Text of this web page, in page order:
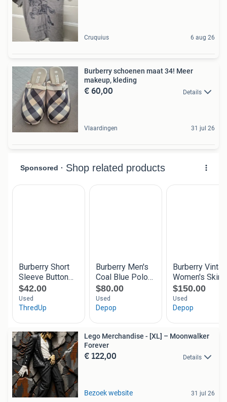
Cruquius 6 aug 26
Burberry schoenen maat 34! Meer
makeup, kleding
€ 60,00 Details
Vlaardingen 31 jul 26
Lego Merchandise - [XL] – Moonwalker
Forever
€ 122,00 Details
Bezoek website 31 jul 26